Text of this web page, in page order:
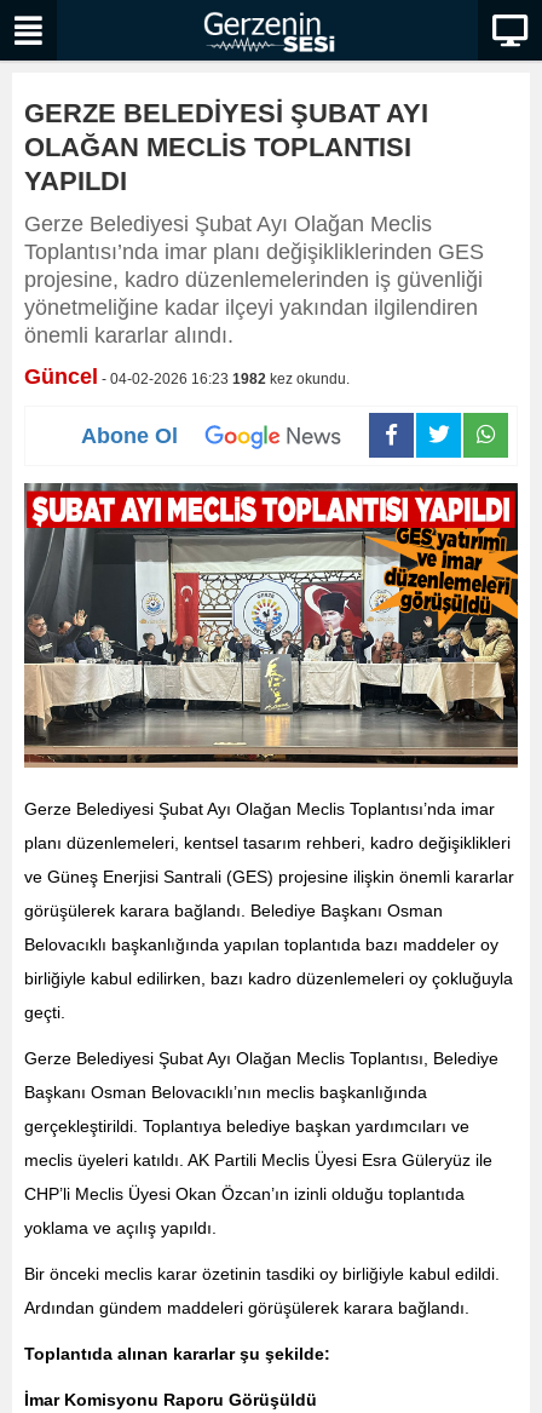
GERZE BELEDİYESİ ŞUBAT AYI
OLAĞAN MECLİS TOPLANTISI
YAPILDI
Gerze Belediyesi Şubat Ayı Olağan Meclis
Toplantısı’nda imar planı değişikliklerinden GES
projesine, kadro düzenlemelerinden iş güvenliği
yönetmeliğine kadar ilçeyi yakından ilgilendiren
önemli kararlar alındı.
Güncel - 04-02-2026 16:23 1982 kez okundu.
Abone Ol
Gerze Belediyesi Şubat Ayı Olağan Meclis Toplantısı’nda imar
planı düzenlemeleri, kentsel tasarım rehberi, kadro değişiklikleri
ve Güneş Enerjisi Santrali (GES) projesine ilişkin önemli kararlar
görüşülerek karara bağlandı. Belediye Başkanı Osman
Belovacıklı başkanlığında yapılan toplantıda bazı maddeler oy
birliğiyle kabul edilirken, bazı kadro düzenlemeleri oy çokluğuyla
geçti.
Gerze Belediyesi Şubat Ayı Olağan Meclis Toplantısı, Belediye
Başkanı Osman Belovacıklı’nın meclis başkanlığında
gerçekleştirildi. Toplantıya belediye başkan yardımcıları ve
meclis üyeleri katıldı. AK Partili Meclis Üyesi Esra Güleryüz ile
CHP’li Meclis Üyesi Okan Özcan’ın izinli olduğu toplantıda
yoklama ve açılış yapıldı.
Bir önceki meclis karar özetinin tasdiki oy birliğiyle kabul edildi.
Ardından gündem maddeleri görüşülerek karara bağlandı.
Toplantıda alınan kararlar şu şekilde:
İmar Komisyonu Raporu Görüşüldü